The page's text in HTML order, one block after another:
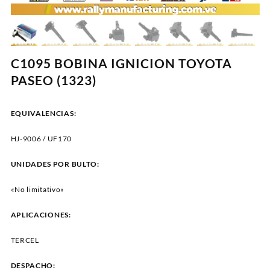
C1095 BOBINA IGNICION TOYOTA
PASEO (1323)
EQUIVALENCIAS:
HJ-9006 / UF170
UNIDADES POR BULTO:
«No limitativo»
APLICACIONES:
TERCEL
DESPACHO: